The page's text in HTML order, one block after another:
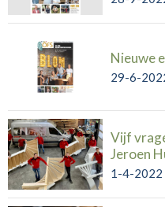
Nieuwe
29-6-
Vijf
Jeroen
1-4-2022